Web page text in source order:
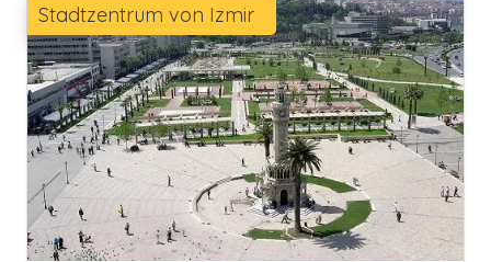
Stadtzentrum von Izmir